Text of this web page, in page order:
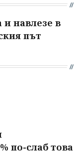
навлезе в
път
по-слаб това